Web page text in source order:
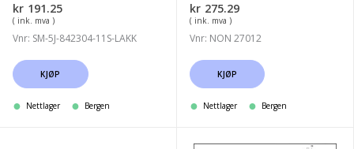
kr 191.25
( ink. mva )
Vnr: SM-5J-842304-11S-LAKK
KJØP
Nettlager Bergen
kr 275.29
( ink. mva )
Vnr: NON 27012
KJØP
Nettlager Bergen